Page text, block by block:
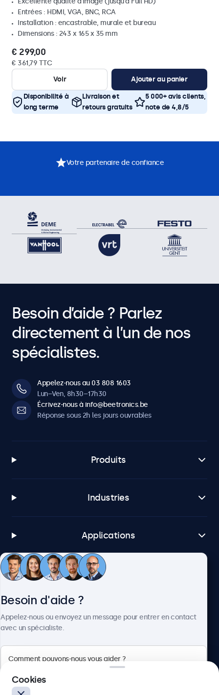
Entrées : HDMI, VGA, BNC, RCA
Installation : encastrable, murale et bureau
Dimensions : 243 x 165 x 35 mm
€ 299,00
€ 361,79 TTC
Voir
Ajouter au panier
Disponibilité à
long terme
Livraison et
retours gratuits
5 000+ avis clients,
note de 4,8/5
Votre partenaire de confiance
Besoin d’aide ? Parlez
directement à l’un de nos
spécialistes.
Appelez-nous au 03 808 1603
Lun–Ven, 8h30–17h30
Écrivez-nous à info@beetronics.be
Réponse sous 2h les jours ouvrables
Produits
Industries
Applications
Service client
Besoin d'aide ?
Appelez-nous ou envoyez un message pour entrer en contact
avec un spécialiste.
Cookies